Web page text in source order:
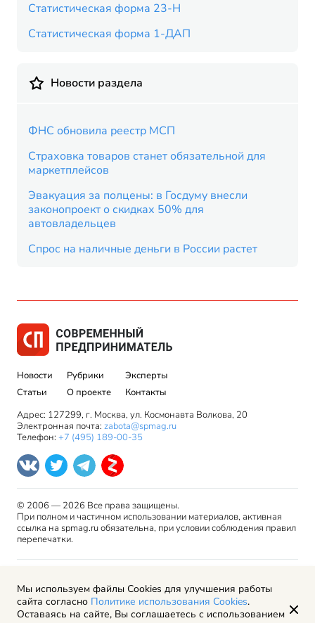
Статистическая форма 23-Н
Статистическая форма 1-ДАП
Новости раздела
ФНС обновила реестр МСП
Страховка товаров станет обязательной для
маркетплейсов
Эвакуация за полцены: в Госдуму внесли
законопроект о скидках 50% для
автовладельцев
Спрос на наличные деньги в России растет
Новости
Статьи
Рубрики
О проекте
Эксперты
Контакты
Адрес: 127299, г. Москва, ул. Космонавта Волкова, 20
Электронная почта: zabota@spmag.ru
Телефон: +7 (495) 189-00-35
© 2006 — 2026 Все права защищены.
При полном и частичном использовании материалов, активная
ссылка на spmag.ru обязательна, при условии соблюдения правил
перепечатки.
права
Пользовательское соглашение
Политика обработки персональных данных
Мы используем файлы Cookies для улучшения работы
сайта согласно Политике использования Cookies.
Оставаясь на сайте, Вы соглашаетесь с использованием